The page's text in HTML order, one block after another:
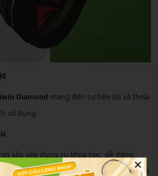
Diamond mang đến sự tiện lợi và thoải
sử dụng.
sắp xếp dụng cụ khoa học, dễ dàng
và phụ kiện cần thiết. Việc chuẩn bị trước
×